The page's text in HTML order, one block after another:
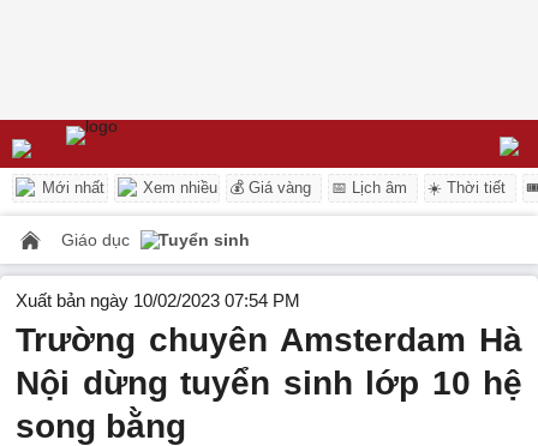
Mới nhất Xem nhiều 💰 Giá vàng 📅 Lịch âm ☀️ Thời tiết
Giáo dục Tuyển sinh
Xuất bản ngày 10/02/2023 07:54 PM
Trường chuyên Amsterdam Hà
Nội dừng tuyển sinh lớp 10 hệ
song bằng